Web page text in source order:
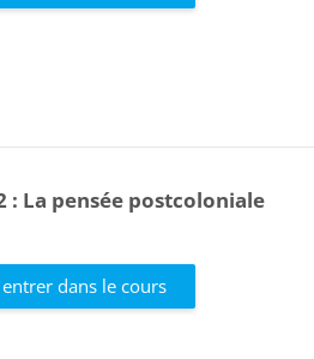
: La pensée postcoloniale
dans le cours